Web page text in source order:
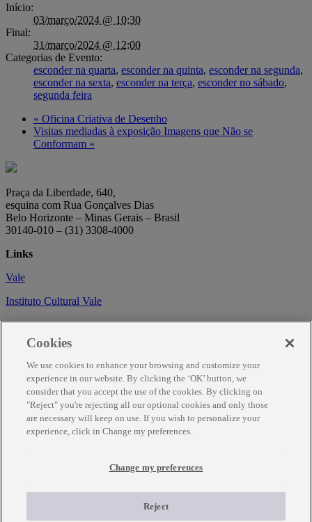
Início:
03/março/2024 @ 10:30
Final:
31/março/2024 @ 12:00
Categorias de Evento:
esconder na quarta, esconder na quinta, esconder na segunda,
esconder na sexta, esconder na terça, esconder no sábado,
segunda feira
« Oficina Criativa de Desenho
Visitas mediadas à exposição Imagens que Não se
Conformam »
Praça da Liberdade, 640,
esquina com Rua Gonçalves Dias
Belo Horizonte – Minas Gerais – Brasil
30140-010 – (31) 3308-4000
Links
Vale
Instituto Cultural Vale
Circuito Cultural
Trabalhe conosco
Informações
Como chegar
Agendamento
Temporariamente fechado para obras de renovação.
Para mais informações ligue (31) 3343-7317
Cookies
We use cookies to enhance your browsing and customize your
experience in our website. By clicking the ‘OK’ button, we
consider that you accept the use of the cookies. By clicking on
"Reject" you're rejecting all our optional cookies and only those
are necessary will keep on use. If you wish to personalize your
experience, click in Change my preferences.
Change my preferences
Reject